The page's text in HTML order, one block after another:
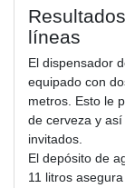
líneas
El dispensador
equipado con
metros. Esto le
de cerveza y
invitados.
El depósito de
11 litros